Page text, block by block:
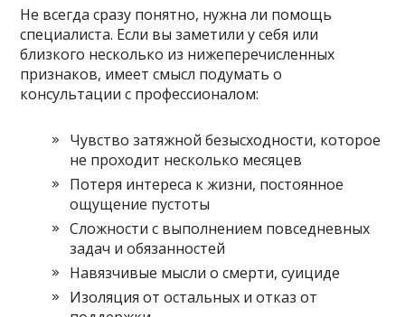
Не всегда сразу понятно, нужна ли помощь
специалиста. Если вы заметили у себя или
близкого несколько из нижеперечисленных
признаков, имеет смысл подумать о
консультации с профессионалом:
Чувство затяжной безысходности, которое
не проходит несколько месяцев
Потеря интереса к жизни, постоянное
ощущение пустоты
Сложности с выполнением повседневных
задач и обязанностей
Навязчивые мысли о смерти, суициде
Изоляция от остальных и отказ от